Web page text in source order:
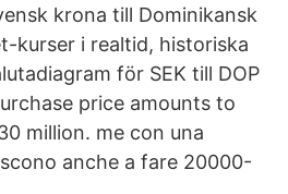
krona till Dominikansk
kurser i realtid, historiska
för SEK till DOP
price amounts to
million. me con una
anche a fare 20000-